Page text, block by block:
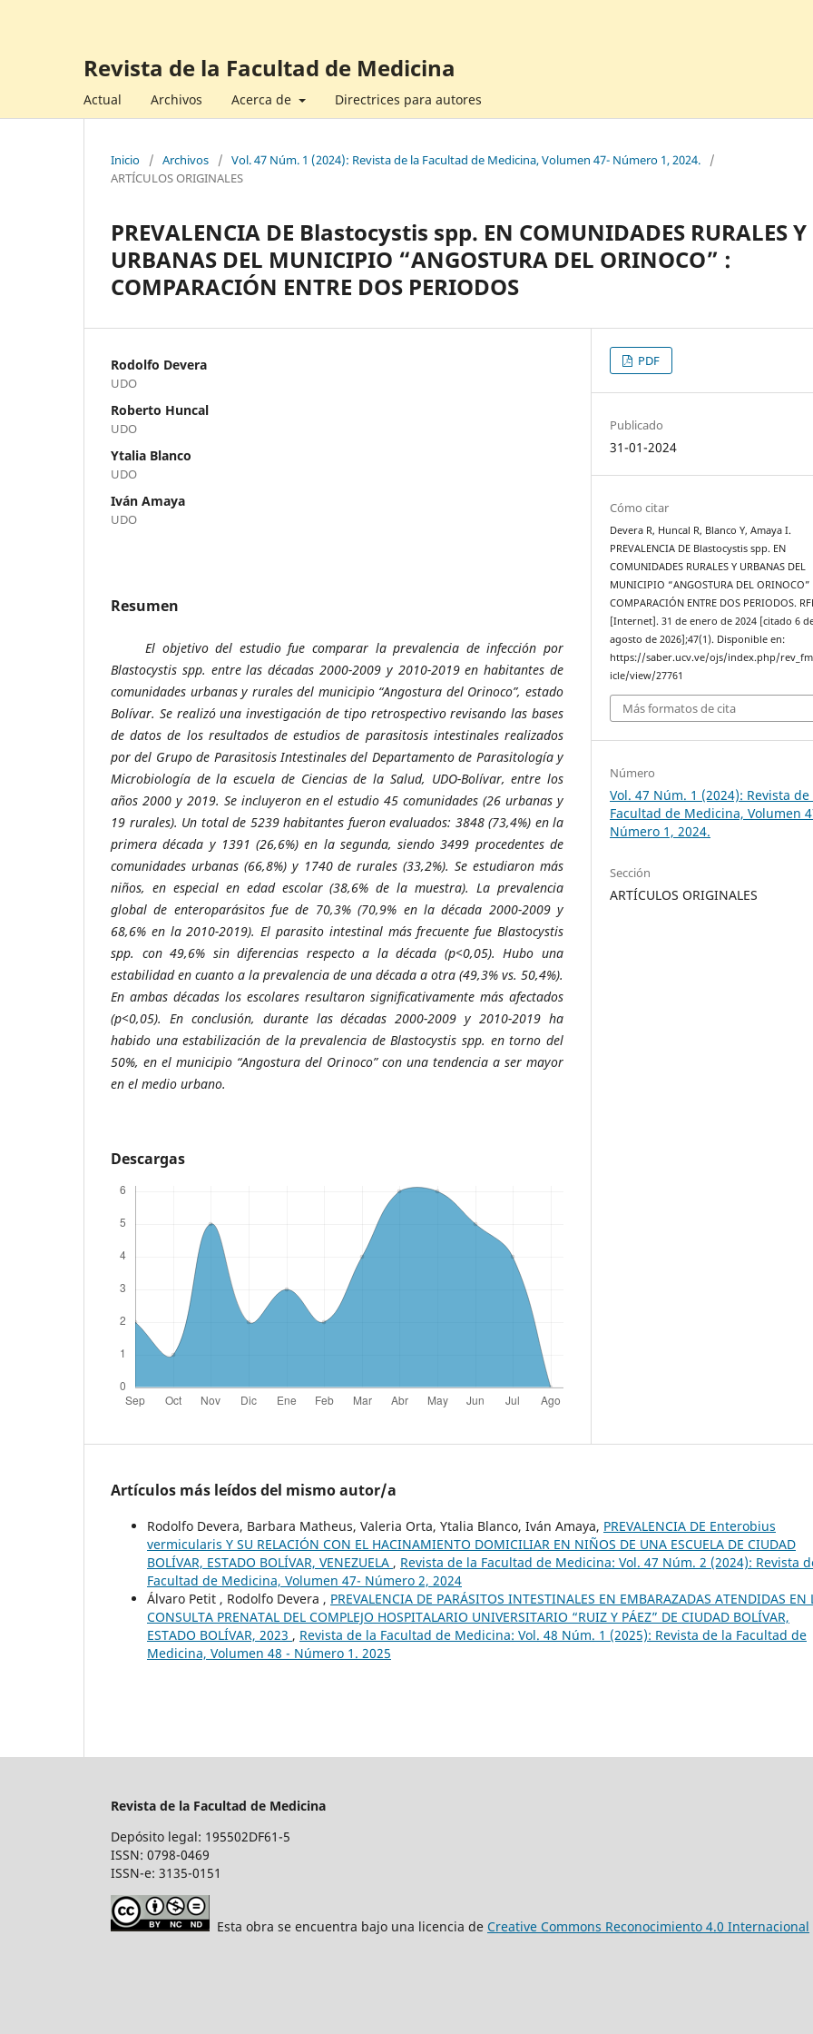
Revista de la Facultad de Medicina
Actual Archivos Acerca de Directrices para autores
Inicio / Archivos / Vol. 47 Núm. 1 (2024): Revista de la Facultad de Medicina, Volumen 47- Número 1, 2024.
/
ARTÍCULOS ORIGINALES
PREVALENCIA DE Blastocystis spp. EN COMUNIDADES RURALES Y
URBANAS DEL MUNICIPIO “ANGOSTURA DEL ORINOCO” :
COMPARACIÓN ENTRE DOS PERIODOS
Rodolfo Devera
UDO
Roberto Huncal
UDO
Ytalia Blanco
UDO
Iván Amaya
UDO
Resumen
El objetivo del estudio fue comparar la prevalencia de infección por
Blastocystis spp. entre las décadas 2000-2009 y 2010-2019 en habitantes de
comunidades urbanas y rurales del municipio “Angostura del Orinoco”, estado
Bolívar. Se realizó una investigación de tipo retrospectivo revisando las bases
de datos de los resultados de estudios de parasitosis intestinales realizados
por del Grupo de Parasitosis Intestinales del Departamento de Parasitología y
Microbiología de la escuela de Ciencias de la Salud, UDO-Bolívar, entre los
años 2000 y 2019. Se incluyeron en el estudio 45 comunidades (26 urbanas y
19 rurales). Un total de 5239 habitantes fueron evaluados: 3848 (73,4%) en la
primera década y 1391 (26,6%) en la segunda, siendo 3499 procedentes de
comunidades urbanas (66,8%) y 1740 de rurales (33,2%). Se estudiaron más
niños, en especial en edad escolar (38,6% de la muestra). La prevalencia
global de enteroparásitos fue de 70,3% (70,9% en la década 2000-2009 y
68,6% en la 2010-2019). El parasito intestinal más frecuente fue Blastocystis
spp. con 49,6% sin diferencias respecto a la década (p<0,05). Hubo una
estabilidad en cuanto a la prevalencia de una década a otra (49,3% vs. 50,4%).
En ambas décadas los escolares resultaron significativamente más afectados
(p<0,05). En conclusión, durante las décadas 2000-2009 y 2010-2019 ha
habido una estabilización de la prevalencia de Blastocystis spp. en torno del
50%, en el municipio “Angostura del Orinoco” con una tendencia a ser mayor
en el medio urbano.
Descargas
PDF
Publicado
31-01-2024
Cómo citar
Devera R, Huncal R, Blanco Y, Amaya I.
PREVALENCIA DE Blastocystis spp. EN
COMUNIDADES RURALES Y URBANAS DEL
MUNICIPIO “ANGOSTURA DEL ORINOCO”
COMPARACIÓN ENTRE DOS PERIODOS.
[Internet]. 31 de enero de 2024 [citado 6
agosto de 2026];47(1). Disponible en:
https://saber.ucv.ve/ojs/index.php/
icle/view/27761
Más formatos de cita
Número
Vol. 47 Núm. 1 (2024): Revista de
Facultad de Medicina, Volumen
Número 1, 2024.
Sección
ARTÍCULOS ORIGINALES
Artículos más leídos del mismo autor/a
Rodolfo Devera, Barbara Matheus, Valeria Orta, Ytalia Blanco, Iván Amaya, PREVALENCIA DE Enterobius
vermicularis Y SU RELACIÓN CON EL HACINAMIENTO DOMICILIAR EN NIÑOS DE UNA ESCUELA DE CIUDAD
BOLÍVAR, ESTADO BOLÍVAR, VENEZUELA , Revista de la Facultad de Medicina: Vol. 47 Núm. 2 (2024): Revista
Facultad de Medicina, Volumen 47- Número 2, 2024
Álvaro Petit , Rodolfo Devera , PREVALENCIA DE PARÁSITOS INTESTINALES EN EMBARAZADAS ATENDIDAS EN
CONSULTA PRENATAL DEL COMPLEJO HOSPITALARIO UNIVERSITARIO “RUIZ Y PÁEZ” DE CIUDAD BOLÍVAR,
ESTADO BOLÍVAR, 2023 , Revista de la Facultad de Medicina: Vol. 48 Núm. 1 (2025): Revista de la Facultad de
Medicina, Volumen 48 - Número 1. 2025
Revista de la Facultad de Medicina
Depósito legal: 195502DF61-5
ISSN: 0798-0469
ISSN-e: 3135-0151
Esta obra se encuentra bajo una licencia de Creative Commons Reconocimiento 4.0 Internacional